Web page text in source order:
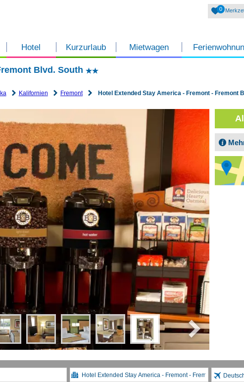
Hotel Kurzurlaub Mietwagen
0
Blvd. South
Kalifornien Fremont Hotel Extended Stay America - Fremont - Fremont